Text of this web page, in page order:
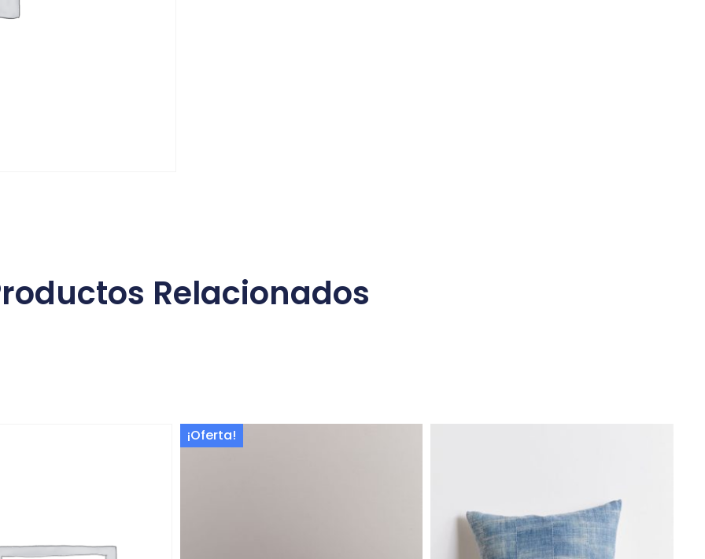
Relacionados
¡Oferta!